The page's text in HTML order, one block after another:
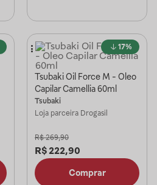
17%
Tsubaki Oil Force M - Oleo
Capilar Camellia 60ml
Tsubaki
Loja parceira Drogasil
R$ 269,90
R$ 222,90
Comprar